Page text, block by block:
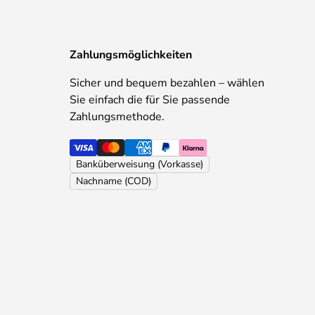
Zahlungsmöglichkeiten
Sicher und bequem bezahlen – wählen
Sie einfach die für Sie passende
Zahlungsmethode.
Banküberweisung (Vorkasse)
Nachname (COD)